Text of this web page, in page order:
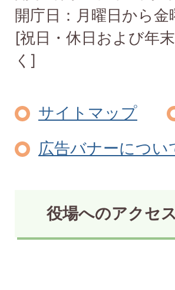
開庁日：月曜日から金
[祝日・休日および年
く]
サイトマップ
広告バナーについ
役場へのアクセ